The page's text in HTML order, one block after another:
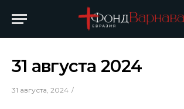
31 августа 2024
31 августа, 2024